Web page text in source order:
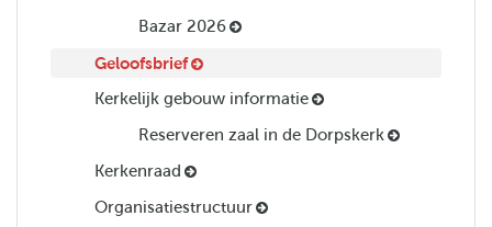
Bazar 2026
Geloofsbrief
Kerkelijk gebouw informatie
Reserveren zaal in de Dorpskerk
Kerkenraad
Organisatiestructuur